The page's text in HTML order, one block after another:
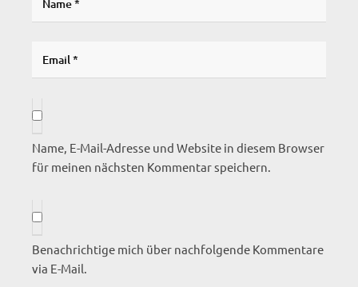
Name, E-Mail-Adresse und Website in diesem Browser
für meinen nächsten Kommentar speichern.
Benachrichtige mich über nachfolgende Kommentare
via E-Mail.